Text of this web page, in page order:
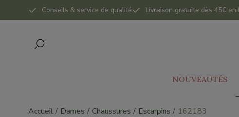
Conseils & service de qualité Livraison gratuite dès 45€
NOUVEAUTÉS
Accueil Dames Chaussures Escarpins 162183